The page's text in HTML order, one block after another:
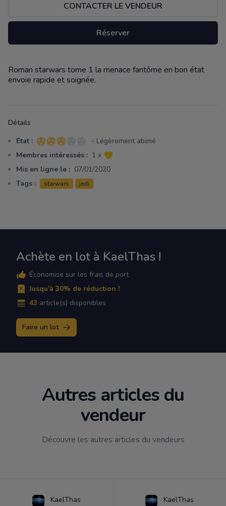
CONTACTER LE VENDEUR
Réserver
Description
Roman starwars tome 1 la menace fantôme en bon état
envoie rapide et soignée.
Détails
Etat : 3 sur 5 étoiles
- Légèrement abimé
Membres intéressés : 1 x
Mis en ligne le : 07/01/2020
Tags :
starwars jedi
Achète en lot à KaelThas !
Économise sur les frais de port
Jusqu'à 30% de réduction !
43 article(s) disponibles
Faire un lot
Autres articles du
vendeur
Découvre les autres articles du vendeurs
KaelThas KaelThas